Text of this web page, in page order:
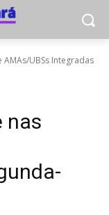
AMAs/UBSs Integradas
nas